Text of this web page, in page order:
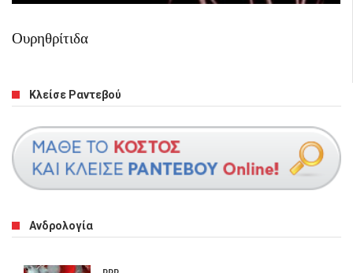
Ουρηθρίτιδα
Κλείσε Ραντεβού
Ανδρολογία